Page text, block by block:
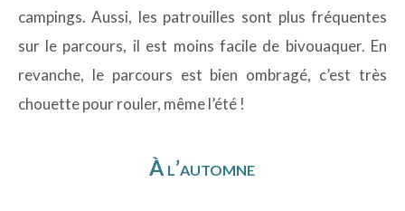
campings. Aussi, les patrouilles sont plus fréquentes
sur le parcours, il est moins facile de bivouaquer. En
revanche, le parcours est bien ombragé, c’est très
chouette pour rouler, même l’été !
À l’automne